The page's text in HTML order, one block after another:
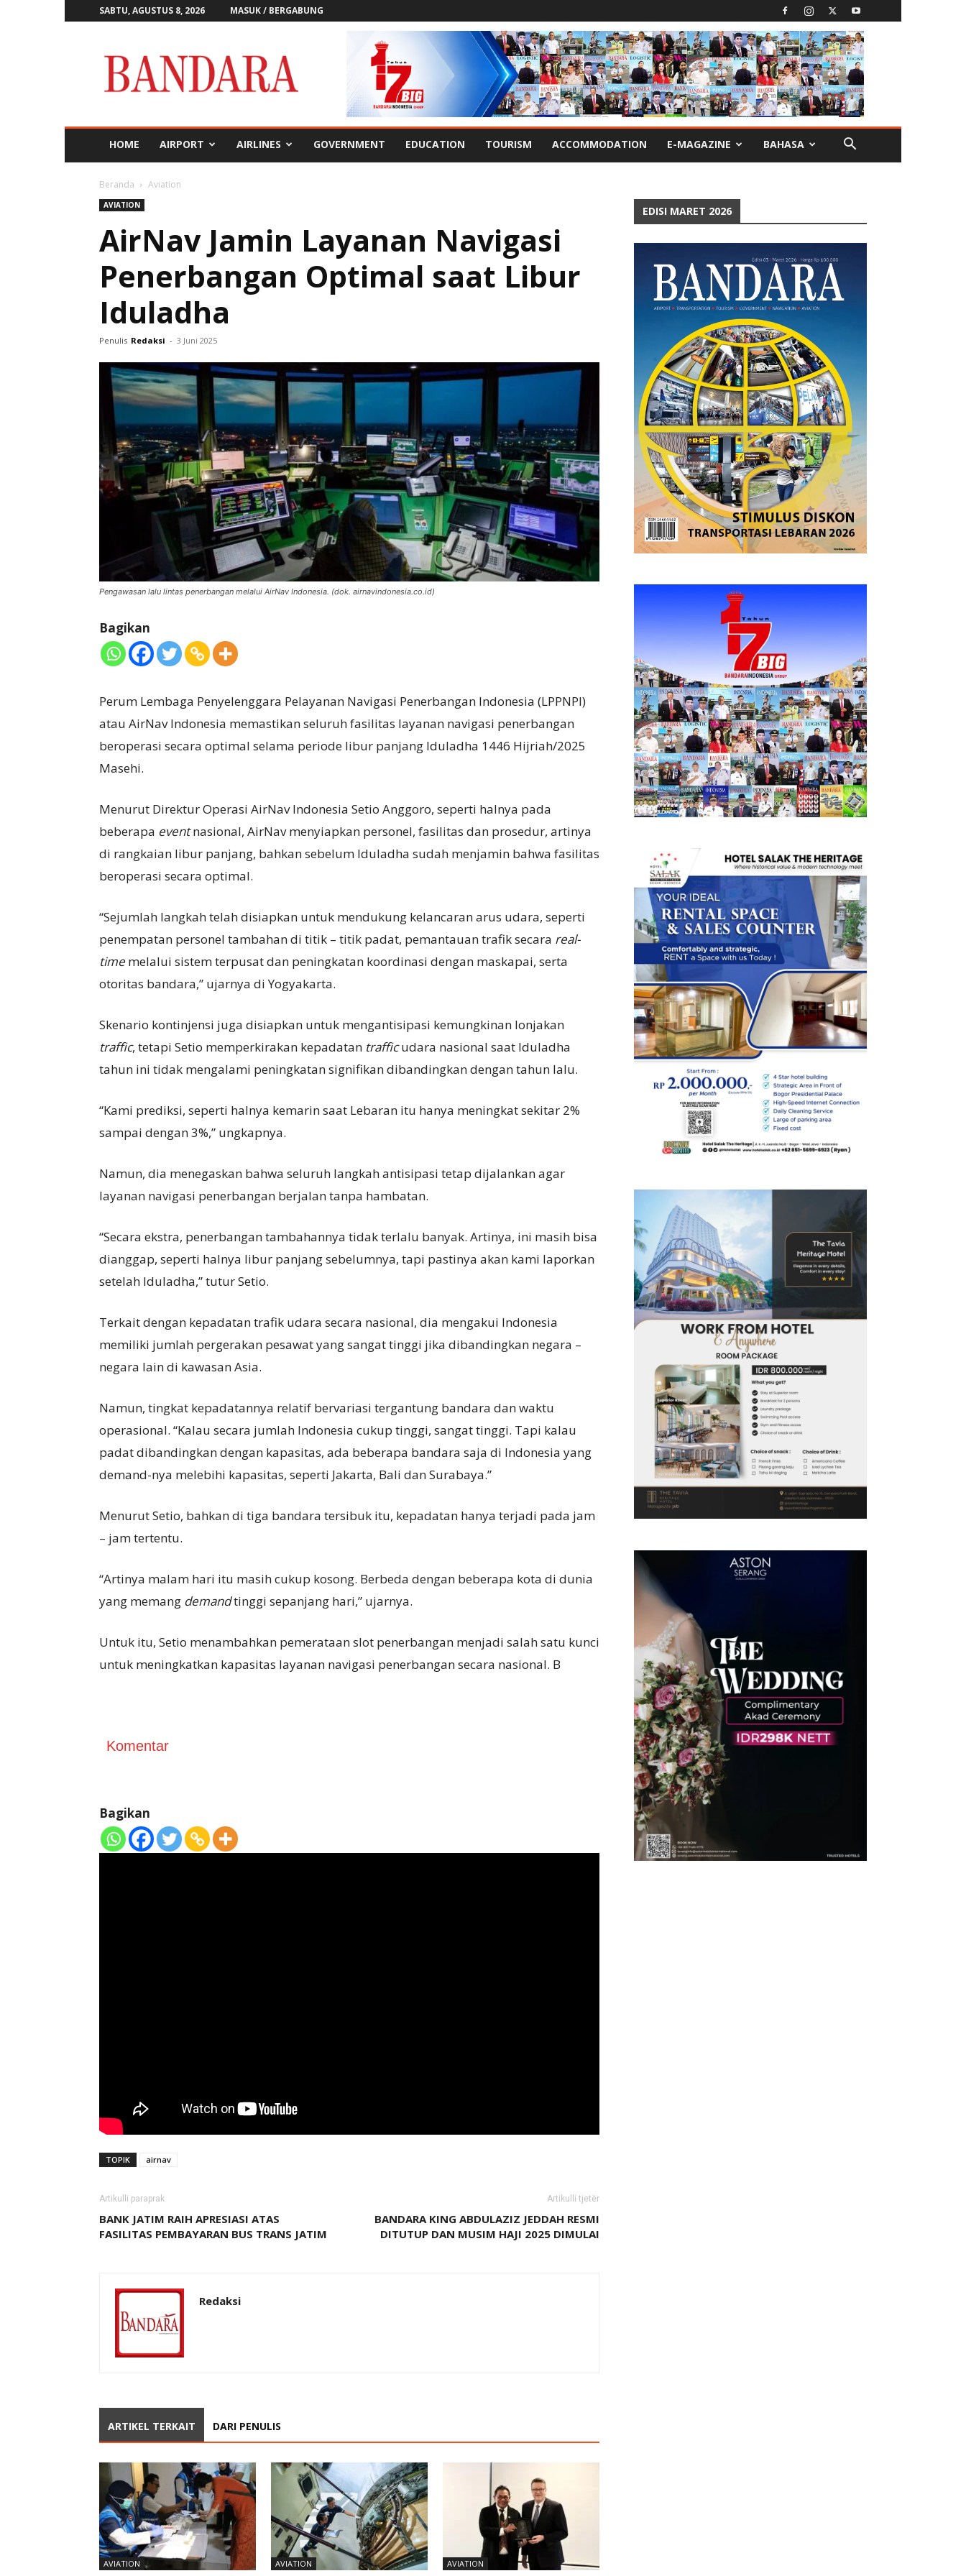
SABTU, AGUSTUS 8, 2026 MASUK / BERGABUNG
Bandara
HOME AIRPORT AIRLINES GOVERNMENT EDUCATION TOURISM ACCOMMODATION E-MAGAZINE BAHASA
Beranda Aviation
AVIATION
AirNav Jamin Layanan Navigasi
Penerbangan Optimal saat Libur
Iduladha
Penulis Redaksi - 3 Juni 2025
Pengawasan lalu lintas penerbangan melalui AirNav Indonesia. (dok. airnavindonesia.co.id)
Bagikan
Perum Lembaga Penyelenggara Pelayanan Navigasi Penerbangan Indonesia (LPPNPI)
atau AirNav Indonesia memastikan seluruh fasilitas layanan navigasi penerbangan
beroperasi secara optimal selama periode libur panjang Iduladha 1446 Hijriah/2025
Masehi.
Menurut Direktur Operasi AirNav Indonesia Setio Anggoro, seperti halnya pada
beberapa eventnasional, AirNav menyiapkan personel, fasilitas dan prosedur, artinya
di rangkaian libur panjang, bahkan sebelum Iduladha sudah menjamin bahwa fasilitas
beroperasi secara optimal.
“Sejumlah langkah telah disiapkan untuk mendukung kelancaran arus udara, seperti
penempatan personel tambahan di titik – titik padat, pemantauan trafik secara real-
time melalui sistem terpusat dan peningkatan koordinasi dengan maskapai, serta
otoritas bandara,” ujarnya di Yogyakarta.
Skenario kontinjensi juga disiapkan untuk mengantisipasi kemungkinan lonjakan
traffic, tetapi Setio memperkirakan kepadatan trafficudara nasional saat Iduladha
tahun ini tidak mengalami peningkatan signifikan dibandingkan dengan tahun lalu.
“Kami prediksi, seperti halnya kemarin saat Lebaran itu hanya meningkat sekitar 2%
sampai dengan 3%,” ungkapnya.
Namun, dia menegaskan bahwa seluruh langkah antisipasi tetap dijalankan agar
layanan navigasi penerbangan berjalan tanpa hambatan.
“Secara ekstra, penerbangan tambahannya tidak terlalu banyak. Artinya, ini masih bisa
dianggap, seperti halnya libur panjang sebelumnya, tapi pastinya akan kami laporkan
setelah Iduladha,” tutur Setio.
Terkait dengan kepadatan trafik udara secara nasional, dia mengakui Indonesia
memiliki jumlah pergerakan pesawat yang sangat tinggi jika dibandingkan negara –
negara lain di kawasan Asia.
Namun, tingkat kepadatannya relatif bervariasi tergantung bandara dan waktu
operasional. “Kalau secara jumlah Indonesia cukup tinggi, sangat tinggi. Tapi kalau
padat dibandingkan dengan kapasitas, ada beberapa bandara saja di Indonesia yang
demand-nya melebihi kapasitas, seperti Jakarta, Bali dan Surabaya.”
Menurut Setio, bahkan di tiga bandara tersibuk itu, kepadatan hanya terjadi pada jam
– jam tertentu.
“Artinya malam hari itu masih cukup kosong. Berbeda dengan beberapa kota di dunia
yang memang demandtinggi sepanjang hari,” ujarnya.
Untuk itu, Setio menambahkan pemerataan slot penerbangan menjadi salah satu kunci
untuk meningkatkan kapasitas layanan navigasi penerbangan secara nasional. B
Komentar
Bagikan
TOPIK airnav
Artikulli paraprak
BANK JATIM RAIH APRESIASI ATAS
FASILITAS PEMBAYARAN BUS TRANS JATIM
Artikulli tjetër
BANDARA KING ABDULAZIZ JEDDAH RESMI
DITUTUP DAN MUSIM HAJI 2025 DIMULAI
Redaksi
ARTIKEL TERKAIT DARI PENULIS
AVIATION AVIATION AVIATION
EDISI MARET 2026